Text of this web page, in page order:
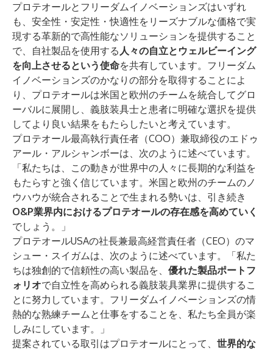
プロテオールとフリーダムイノベーションズはいずれ
も、安全性・安定性・快適性をリーズナブルな価格で実
現する革新的で高性能なソリューションを提供すること
で、自社製品を使用する 人々の自立とウェルビーイング
を向上させるという使命を共有しています。フリーダム
イノベーションズのかなりの部分を取得することによ
り、プロテオールは米国と欧州のチームを統合してグロ
ーバルに展開し、義肢装具士と患者に明確な選択を提供
してより良い結果をもたらしたいと考えています。
プロテオール最高執行責任者（COO）兼取締役のエドゥ
アール・アルシャンボーは、次のように述べています。
「私たちは、この動きが世界中の人々に長期的な利益を
もたらすと強く信じています。米国と欧州のチームのノ
ウハウが統合されることで生まれる勢いは、引き続き
O&P業界内におけるプロテオールの存在感を高めていく
でしょう。」
プロテオールUSAの社長兼最高経営責任者（CEO）のマ
シュー・スイガムは、次のように述べています。「私た
ちは独創的で信頼性の高い製品を、 優れた製品ポートフ
ォリオで自立性を高められる義肢装具業界に提供するこ
とに努力しています。フリーダムイノベーションズの情
熱的な熟練チームと仕事をすることを、私たち全員が楽
しみにしています。」
提案されている取引はプロテオールにとって、 世界的な